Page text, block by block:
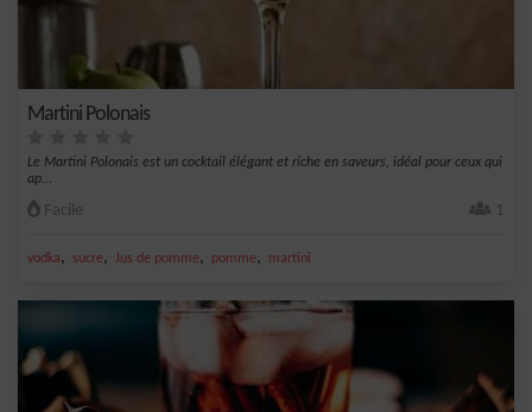
Martini Polonais
Le Martini Polonais est un cocktail élégant et riche en saveurs, idéal pour ceux qui
ap...
Facile 1
vodka, sucre, Jus de pomme, pomme, martini